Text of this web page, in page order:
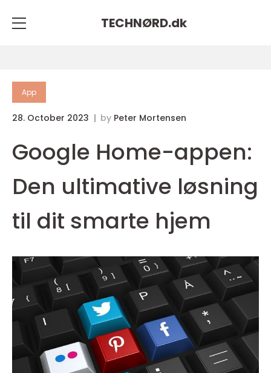
TECHNØRD.dk
App
28. October 2023 by Peter Mortensen
Google Home-appen:
Den ultimative løsning
til dit smarte hjem